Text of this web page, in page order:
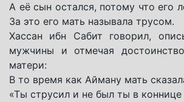
А её сын остался, потому что его
За это его мать называла трусом.
Хассан ибн Сабит говорил,
мужчины и отмечая
матери:
В то время как Айману мать
«Ты струсил и не был ты в